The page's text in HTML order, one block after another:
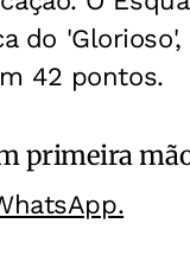
do
42 pontos.
primeira